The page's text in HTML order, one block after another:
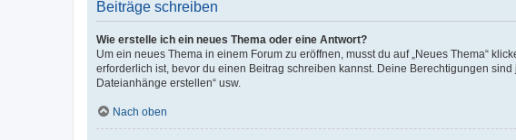
Beiträge schreiben
Wie erstelle ich ein neues Thema oder eine Antwort?
Um ein neues Thema in einem Forum zu eröffnen, musst du auf „Neues Thema“
erforderlich ist, bevor du einen Beitrag schreiben kannst. Deine Berechtigungen
Dateianhänge erstellen“ usw.
Nach oben